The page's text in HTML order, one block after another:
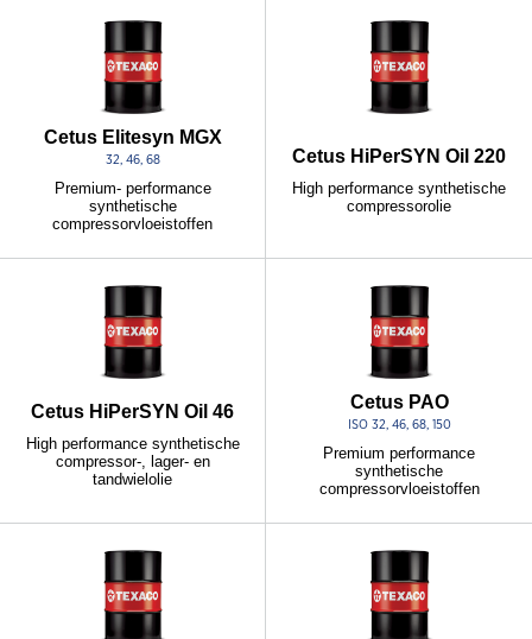
Cetus Elitesyn MGX
32, 46, 68
Premium- performance
synthetische
compressorvloeistoffen
Cetus HiPerSYN Oil 220
High performance synthetische
compressorolie
Cetus HiPerSYN Oil 46
High performance synthetische
compressor-, lager- en
tandwielolie
Cetus PAO
ISO 32, 46, 68, 150
Premium performance
synthetische
compressorvloeistoffen